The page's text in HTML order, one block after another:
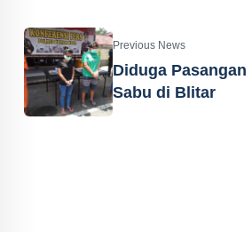
Previous News
Diduga
Sabu di Blitar